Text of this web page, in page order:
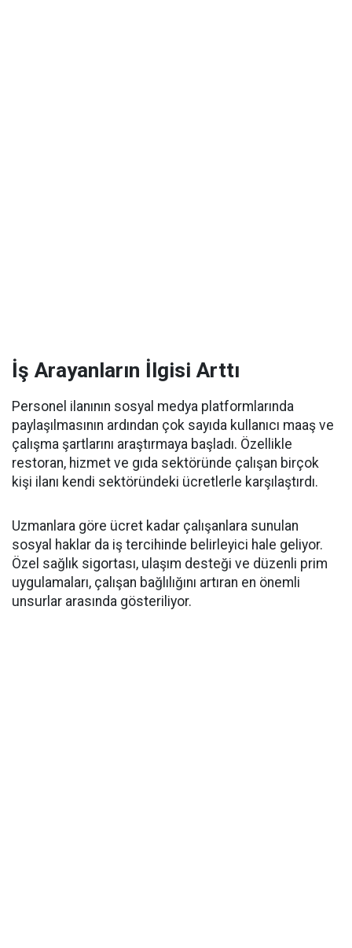
İş Arayanların İlgisi Arttı
Personel ilanının sosyal medya platformlarında
paylaşılmasının ardından çok sayıda kullanıcı maaş ve
çalışma şartlarını araştırmaya başladı. Özellikle
restoran, hizmet ve gıda sektöründe çalışan birçok
kişi ilanı kendi sektöründeki ücretlerle karşılaştırdı.
Uzmanlara göre ücret kadar çalışanlara sunulan
sosyal haklar da iş tercihinde belirleyici hale geliyor.
Özel sağlık sigortası, ulaşım desteği ve düzenli prim
uygulamaları, çalışan bağlılığını artıran en önemli
unsurlar arasında gösteriliyor.